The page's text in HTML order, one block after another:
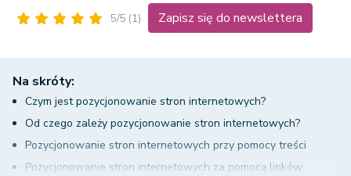
5/5 (1) Zapisz się do newslettera
Na skróty:
Czym jest pozycjonowanie stron internetowych?
Od czego zależy pozycjonowanie stron internetowych?
Pozycjonowanie stron internetowych przy pomocy treści
Pozycjonowanie stron internetowych za pomocą linków